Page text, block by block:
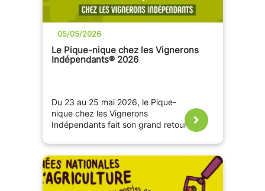
05/05/2026
Le Pique-nique chez les Vignerons
Indépendants® 2026
Du 23 au 25 mai 2026, le Pique-
nique chez les Vignerons
Indépendants fait son grand retour
week-end de Pentecôte.